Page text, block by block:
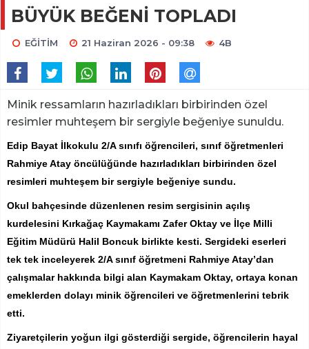
BÜYÜK BEĞENİ TOPLADI
EĞİTİM 21 Haziran 2026 - 09:38 4B
Minik ressamların hazırladıkları birbirinden özel
resimler muhteşem bir sergiyle beğeniye sunuldu.
Edip Bayat İlkokulu 2/A sınıfı öğrencileri, sınıf öğretmenleri
Rahmiye Atay öncülüğünde hazırladıkları birbirinden özel
resimleri muhteşem bir sergiyle beğeniye sundu.
Okul bahçesinde düzenlenen resim sergisinin açılış
kurdelesini Kırkağaç Kaymakamı Zafer Oktay ve İlçe Milli
Eğitim Müdürü Halil Boncuk birlikte kesti. Sergideki eserleri
tek tek inceleyerek 2/A sınıf öğretmeni Rahmiye Atay’dan
çalışmalar hakkında bilgi alan Kaymakam Oktay, ortaya konan
emeklerden dolayı minik öğrencileri ve öğretmenlerini tebrik
etti.
Ziyaretçilerin yoğun ilgi gösterdiği sergide, öğrencilerin hayal